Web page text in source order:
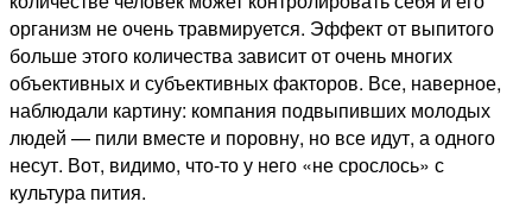
организм не очень травмируется. Эффект от выпитого
больше этого количества зависит от очень многих
объективных и субъективных факторов. Все, наверное,
наблюдали картину: компания подвыпивших молодых
людей — пили вместе и поровну, но все идут, а одного
несут. Вот, видимо, что-то у него «не срослось» с
культура пития.